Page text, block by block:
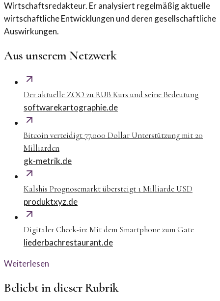
Wirtschaftsredakteur. Er analysiert regelmäßig aktuelle
wirtschaftliche Entwicklungen und deren gesellschaftliche
Auswirkungen.
Aus unserem Netzwerk
Der aktuelle ZOO zu RUB Kurs und seine Bedeutung
softwarekartographie.de
Bitcoin verteidigt 77.000 Dollar Unterstützung mit 20
Milliarden
gk-metrik.de
Kalshis Prognosemarkt übersteigt 1 Milliarde USD
produktxyz.de
Digitaler Check-in: Mit dem Smartphone zum Gate
liederbachrestaurant.de
Weiterlesen
Beliebt in dieser Rubrik